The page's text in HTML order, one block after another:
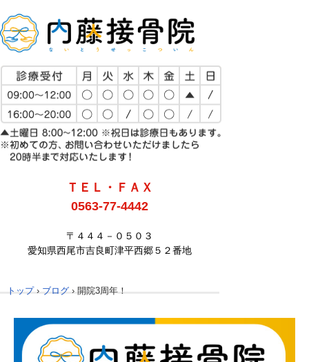
ＴＥＬ・ＦＡＸ
0563-77-4442
〒４４４－０５０３
愛知県西尾市吉良町津平西郷５２番地
トップ › ブログ › 開院3周年！